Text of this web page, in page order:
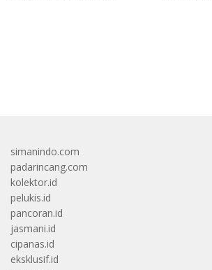
simanindo.com
padarincang.com
kolektor.id
pelukis.id
pancoran.id
jasmani.id
cipanas.id
eksklusif.id